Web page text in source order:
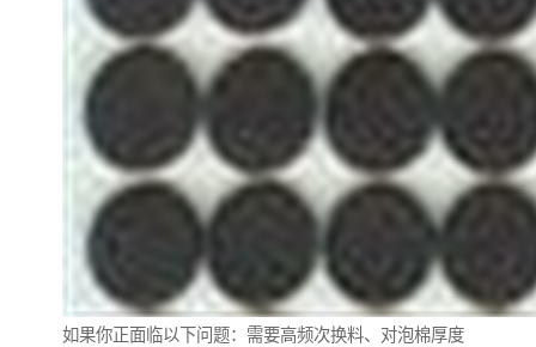
如果你正面临以下问题：需要高频次换料、对泡棉厚度